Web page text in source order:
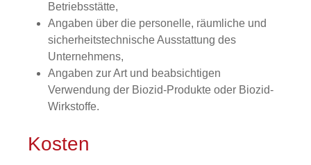
Betriebsstätte,
Angaben über die personelle, räumliche und
sicherheitstechnische Ausstattung des
Unternehmens,
Angaben zur Art und beabsichtigen
Verwendung der Biozid-Produkte oder Biozid-
Wirkstoffe.
Kosten